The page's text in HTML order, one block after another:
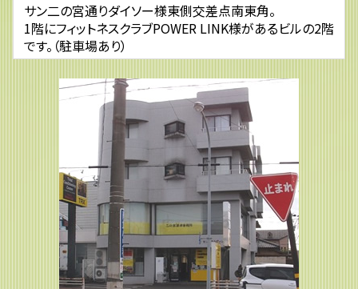
サン二の宮通りダイソー様東側交差点南東角。
1階にフィットネスクラブPOWER LINK様があるビルの2階
です。（駐車場あり）